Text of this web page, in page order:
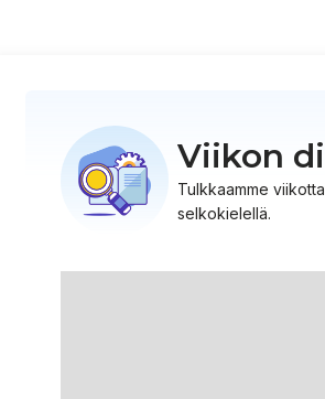
Viikon
Tulkkaamme
selkokielellä.